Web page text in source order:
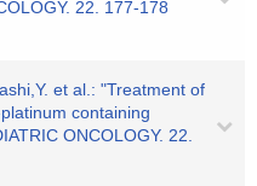
22. 177-178
et al.: "Treatment of
containing
ONCOLOGY. 22.